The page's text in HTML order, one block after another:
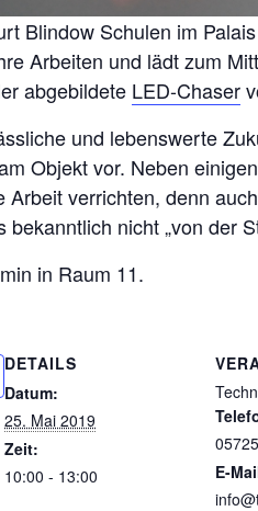
Blindow Schulen im
Arbeiten und lädt zum
abgebildete LED-Chaser
und lebenswerte
Objekt vor. Neben
verrichten, denn
nicht „von der
in Raum 11.
DETAILS
Datum:
25. Mai 2019
Zeit:
10:00 - 13:00
E-